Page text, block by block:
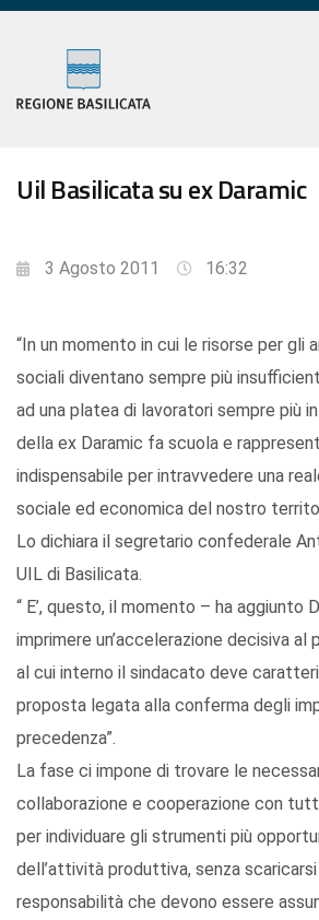
Uil Basilicata su ex Daramic
3 Agosto 2011 16:32
“In un momento in cui le risorse per gli
sociali diventano sempre più
ad una platea di lavoratori sempre più
della ex Daramic fa scuola e
indispensabile per intravvedere una
sociale ed economica del nostro
Lo dichiara il segretario confederale
UIL di Basilicata.
“ E’, questo, il momento – ha aggiunto
imprimere un’accelerazione decisiva
al cui interno il sindacato deve
proposta legata alla conferma degli
precedenza”.
La fase ci impone di trovare le
collaborazione e cooperazione con
per individuare gli strumenti più
dell’attività produttiva, senza
responsabilità che devono essere